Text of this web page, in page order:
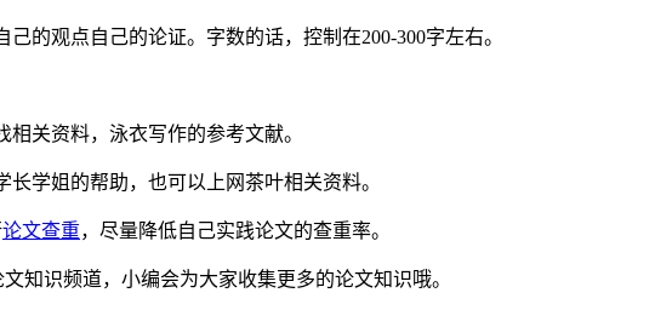
的观点自己的论证。字数的话，控制在200-300字左右。
关资料，泳衣写作的参考文献。
学姐的帮助，也可以上网茶叶相关资料。
论文查重，尽量降低自己实践论文的查重率。
知识频道，小编会为大家收集更多的论文知识哦。